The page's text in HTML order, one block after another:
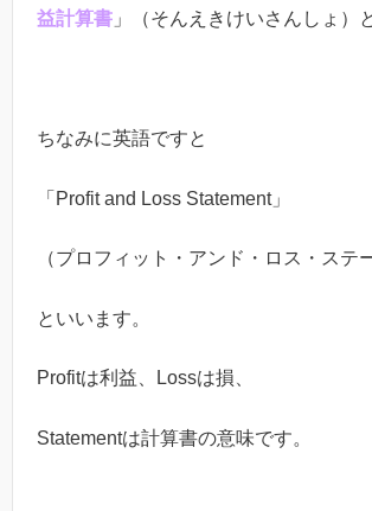
益計算書 」（そんえきけいさんしょ）
ちなみに英語ですと
「Profit and Loss Statement」
（プロフィット・アンド・ロス・ステ
といいます。
Profitは利益、Lossは損、
Statementは計算書の意味です。